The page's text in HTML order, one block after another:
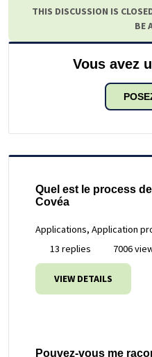
THIS DISCUSSION IS
BE
Vous avez
Quel est le process
Covéa
Applications, Application
13 replies
7006
VIEW DETAILS
Pouvez-vous me